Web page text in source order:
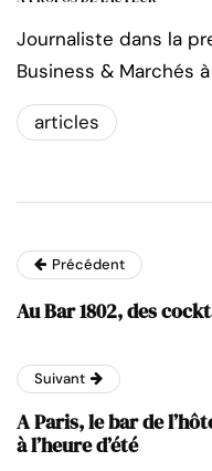
Journaliste dans la
Business & Marchés
articles
Précédent
Au Bar 1802, des
Suivant
A Paris, le bar de
à l’heure d’été